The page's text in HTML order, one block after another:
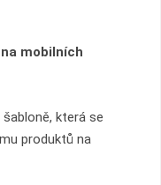
mobilních
která se
produktů na